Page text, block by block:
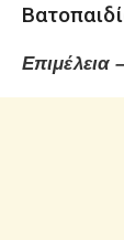
Επιμέλεια